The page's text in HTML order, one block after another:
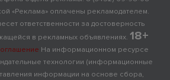
«Реклама» оплачены рекламодателем.
ответственности за достоверность
в рекламных объявлениях. 18+
На информационном ресурсе
технологии (информационные
информации на основе сбора,